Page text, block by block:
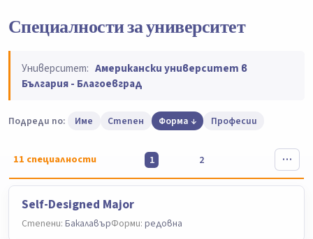
Специалности за университет
Университет: Американски университет в
България - Благоевград
Подреди по: Име Степен Форма Професии
11 специалности 1 2
Self-Designed Major
Степени: БакалавърФорми: редовна